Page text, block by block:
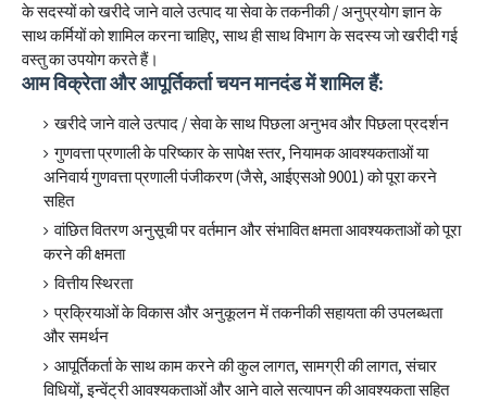
के सदस्यों को खरीदे जाने वाले उत्पाद या सेवा के तकनीकी / अनुप्रयोग ज्ञान के
साथ कर्मियों को शामिल करना चाहिए, साथ ही साथ विभाग के सदस्य जो खरीदी गई
वस्तु का उपयोग करते हैं।
आम विक्रेता और आपूर्तिकर्ता चयन मानदंड में शामिल हैं:
खरीदे जाने वाले उत्पाद / सेवा के साथ पिछला अनुभव और पिछला प्रदर्शन
गुणवत्ता प्रणाली के परिष्कार के सापेक्ष स्तर, नियामक आवश्यकताओं या
अनिवार्य गुणवत्ता प्रणाली पंजीकरण (जैसे, आईएसओ 9001) को पूरा करने
सहित
वांछित वितरण अनुसूची पर वर्तमान और संभावित क्षमता आवश्यकताओं को पूरा
करने की क्षमता
वित्तीय स्थिरता
प्रक्रियाओं के विकास और अनुकूलन में तकनीकी सहायता की उपलब्धता
और समर्थन
आपूर्तिकर्ता के साथ काम करने की कुल लागत, सामग्री की लागत, संचार
विधियों, इन्वेंट्री आवश्यकताओं और आने वाले सत्यापन की आवश्यकता सहित